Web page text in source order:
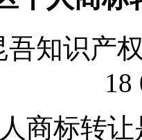
知识产
18
商标转